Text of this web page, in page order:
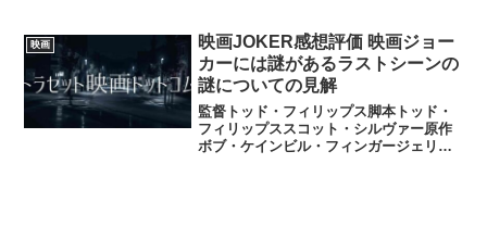
映画
映画JOKER感想評価 映画ジョー
カーには謎があるラストシーンの
謎についての見解
監督トッド・フィリップス脚本トッド・
フィリップススコット・シルヴァー原作
ボブ・ケインビル・フィンガージェリ